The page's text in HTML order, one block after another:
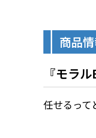
商品
『モラ
任せるって